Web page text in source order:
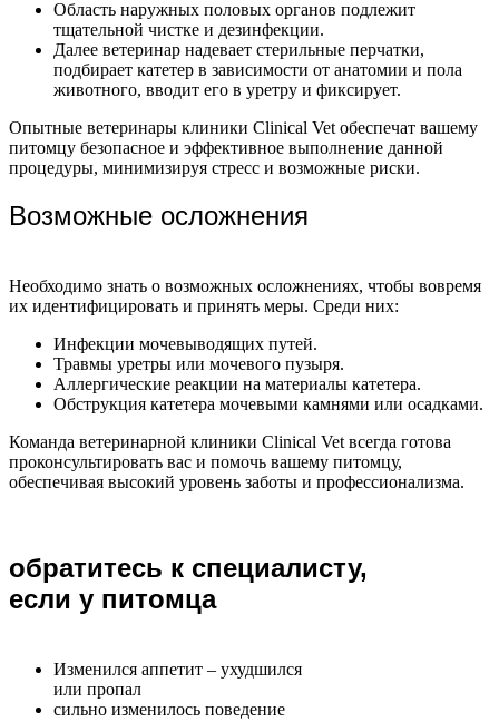
Область наружных половых органов подлежит
тщательной чистке и дезинфекции.
Далее ветеринар надевает стерильные перчатки,
подбирает катетер в зависимости от анатомии и пола
животного, вводит его в уретру и фиксирует.
Опытные ветеринары клиники Clinical Vet обеспечат вашему
питомцу безопасное и эффективное выполнение данной
процедуры, минимизируя стресс и возможные риски.
Возможные осложнения
Необходимо знать о возможных осложнениях, чтобы вовремя
их идентифицировать и принять меры. Среди них:
Инфекции мочевыводящих путей.
Травмы уретры или мочевого пузыря.
Аллергические реакции на материалы катетера.
Обструкция катетера мочевыми камнями или осадками.
Команда ветеринарной клиники Clinical Vet всегда готова
проконсультировать вас и помочь вашему питомцу,
обеспечивая высокий уровень заботы и профессионализма.
обратитесь к специалисту,
если у питомца
Изменился аппетит – ухудшился
или пропал
сильно изменилось поведение